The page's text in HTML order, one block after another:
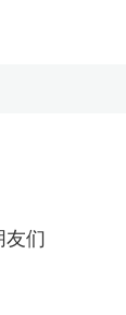
友们